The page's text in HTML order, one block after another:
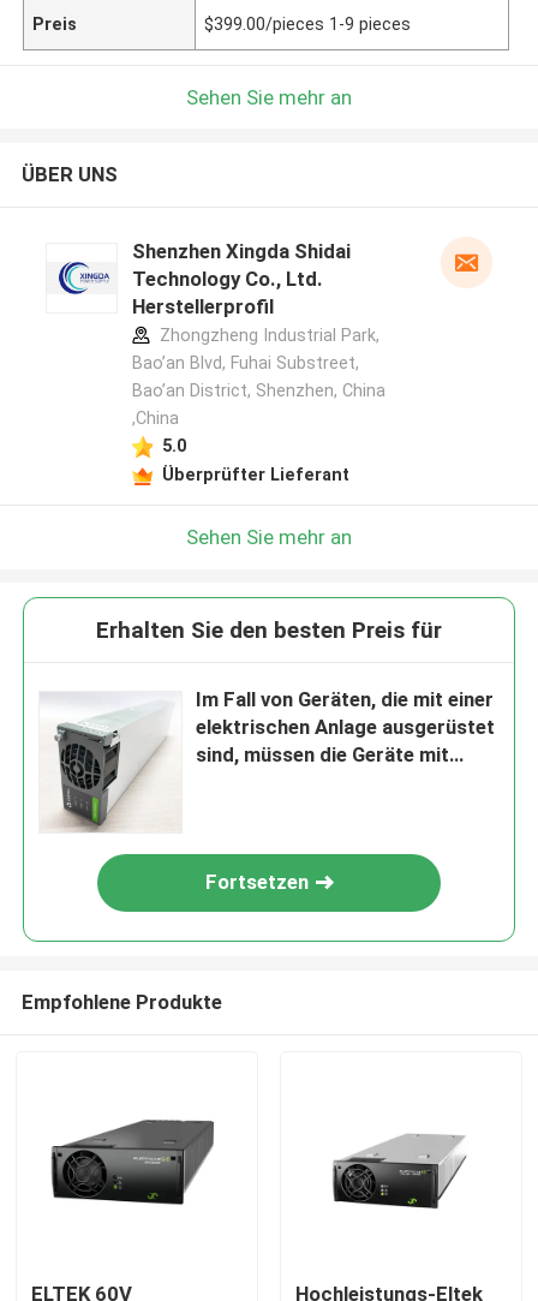
Preis $399.00/pieces 1-9 pieces
Sehen Sie mehr an
ÜBER UNS
Shenzhen Xingda Shidai
Technology Co., Ltd.
Herstellerprofil
Zhongzheng Industrial Park,
Bao’an Blvd, Fuhai Substreet,
Bao’an District, Shenzhen, China
,China
5.0
Überprüfter Lieferant
Sehen Sie mehr an
Erhalten Sie den besten Preis für
Im Fall von Geräten, die mit einer
elektrischen Anlage ausgerüstet
sind, müssen die Geräte mit
Fortsetzen
Empfohlene Produkte
ELTEK 60V
Hochleistungs-Eltek